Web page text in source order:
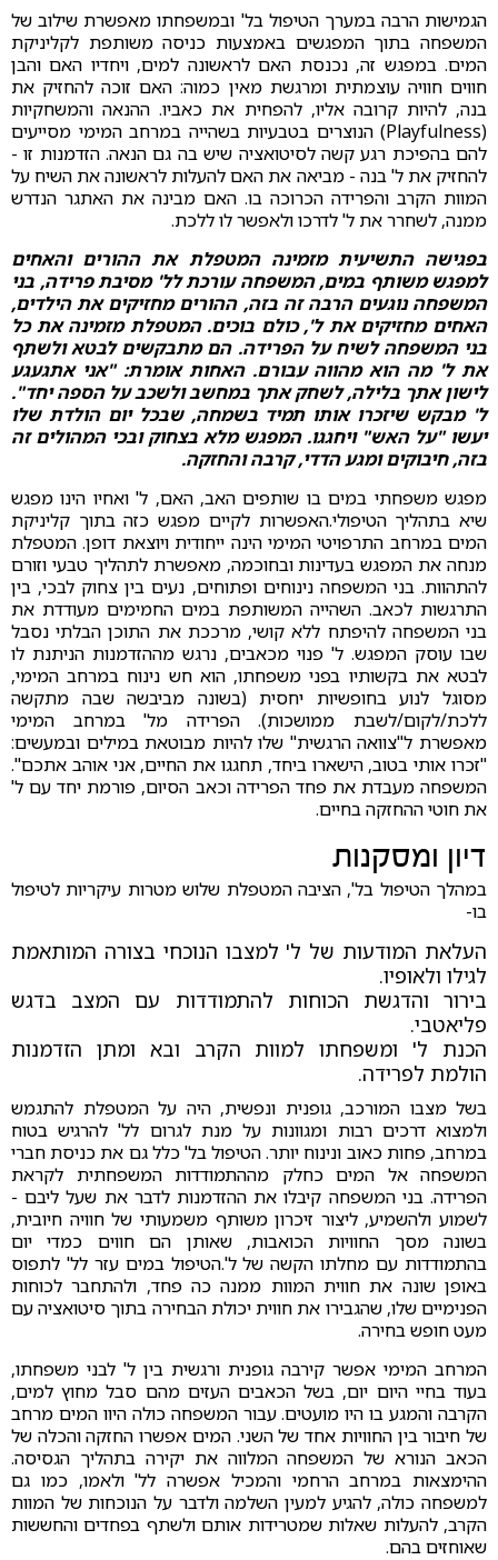
הגמישות הרבה במערך הטיפול בל' ובמשפחתו מאפשרת שילוב של
המשפחה בתוך המפגשים באמצעות כניסה משותפת לקליניקת
המים. במפגש זה, נכנסת האם לראשונה למים, ויחדיו האם והבן
חווים חוויה עוצמתית ומרגשת מאין כמוה: האם זוכה להחזיק את
בנה, להיות קרובה אליו, להפחית את כאביו. ההנאה והמשחקיות
(Playfulness) הנוצרים בטבעיות בשהייה במרחב המימי מסייעים
להם בהפיכת רגע קשה לסיטואציה שיש בה גם הנאה. הזדמנות זו -
להחזיק את ל' בנה - מביאה את האם להעלות לראשונה את השיח על
המוות הקרב והפרידה הכרוכה בו. האם מבינה את האתגר הנדרש
ממנה, לשחרר את ל' לדרכו ולאפשר לו ללכת.
בפגישה התשיעית מזמינה המטפלת את ההורים והאחים
למפגש משותף במים, המשפחה עורכת לל' מסיבת פרידה, בני
המשפחה נוגעים הרבה זה בזה, ההורים מחזיקים את הילדים,
האחים מחזיקים את ל', כולם בוכים. המטפלת מזמינה את כל
בני המשפחה לשיח על הפרידה. הם מתבקשים לבטא ולשתף
את ל' מה הוא מהווה עבורם. האחות אומרת: "אני אתגעגע
לישון אתך בלילה, לשחק אתך במחשב ולשכב על הספה יחד".
ל' מבקש שיזכרו אותו תמיד בשמחה, שבכל יום הולדת שלו
יעשו "על האש" ויחגגו. המפגש מלא בצחוק ובכי המהולים זה
בזה, חיבוקים ומגע הדדי, קרבה והחזקה.
מפגש משפחתי במים בו שותפים האב, האם, ל' ואחיו הינו מפגש
שיא בתהליך הטיפולי.האפשרות לקיים מפגש כזה בתוך קליניקת
המים במרחב התרפויטי המימי הינה ייחודית ויוצאת דופן. המטפלת
מנחה את המפגש בעדינות ובחוכמה, מאפשרת לתהליך טבעי וזורם
להתהוות. בני המשפחה נינוחים ופתוחים, נעים בין צחוק לבכי, בין
התרגשות לכאב. השהייה המשותפת במים החמימים מעודדת את
בני המשפחה להיפתח ללא קושי, מרככת את התוכן הבלתי נסבל
שבו עוסק המפגש. ל' פנוי מכאבים, נרגש מההזדמנות הניתנת לו
לבטא את בקשותיו בפני משפחתו, הוא חש נינוח במרחב המימי,
מסוגל לנוע בחופשיות יחסית (בשונה מביבשה שבה מתקשה
ללכת/לקום/לשבת ממושכות). הפרידה מל' במרחב המימי
מאפשרת ל"צוואה הרגשית" שלו להיות מבוטאת במילים ובמעשים:
"זכרו אותי בטוב, הישארו ביחד, תחגגו את החיים, אני אוהב אתכם".
המשפחה מעבדת את פחד הפרידה וכאב הסיום, פורמת יחד עם ל'
את חוטי ההחזקה בחיים.
דיון ומסקנות
במהלך הטיפול בל', הציבה המטפלת שלוש מטרות עיקריות לטיפול
בו-
העלאת המודעות של ל' למצבו הנוכחי בצורה המותאמת
לגילו ולאופיו.
בירור והדגשת הכוחות להתמודדות עם המצב בדגש
פליאטבי.
הכנת ל' ומשפחתו למוות הקרב ובא ומתן הזדמנות
הולמת לפרידה.
בשל מצבו המורכב, גופנית ונפשית, היה על המטפלת להתגמש
ולמצוא דרכים רבות ומגוונות על מנת לגרום לל' להרגיש בטוח
במרחב, פחות כאוב ונינוח יותר. הטיפול בל' כלל גם את כניסת חברי
המשפחה אל המים כחלק מההתמודדות המשפחתית לקראת
הפרידה. בני המשפחה קיבלו את ההזדמנות לדבר את שעל ליבם -
לשמוע ולהשמיע, ליצור זיכרון משותף משמעותי של חוויה חיובית,
בשונה מסך החוויות הכואבות, שאותן הם חווים כמדי יום
בהתמודדות עם מחלתו הקשה של ל'.הטיפול במים עזר לל' לתפוס
באופן שונה את חווית המוות ממנה כה פחד, ולהתחבר לכוחות
הפנימיים שלו, שהגבירו את חווית יכולת הבחירה בתוך סיטואציה עם
מעט חופש בחירה.
המרחב המימי אפשר קירבה גופנית ורגשית בין ל' לבני משפחתו,
בעוד בחיי היום יום, בשל הכאבים העזים מהם סבל מחוץ למים,
הקרבה והמגע בו היו מועטים. עבור המשפחה כולה היוו המים מרחב
של חיבור בין החוויות אחד של השני. המים אפשרו החזקה והכלה של
הכאב הנורא של המשפחה המלווה את יקירה בתהליך הגסיסה.
ההימצאות במרחב הרחמי והמכיל אפשרה לל' ולאמו, כמו גם
למשפחה כולה, להגיע למעין השלמה ולדבר על הנוכחות של המוות
הקרב, להעלות שאלות שמטרידות אותם ולשתף בפחדים והחששות
שאוחזים בהם.